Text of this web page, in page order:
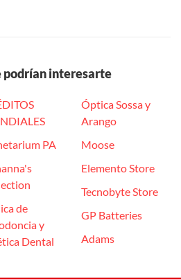
podrían interesarte
PA
de
y
Dental
Óptica Sossa y
Arango
Moose
Elemento Store
Tecnobyte Store
GP Batteries
Adams